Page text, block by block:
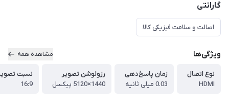
گارانتی
اصالت و سلامت فیزیکی کالا
ویژگی‌ها مشاهده همه
نوع اتصال
HDMI
زمان پاسخ‌دهی
0.03 میلی ثانیه
رزولوشن تصویر
1440×5120 پیکسل
نسبت
16:9